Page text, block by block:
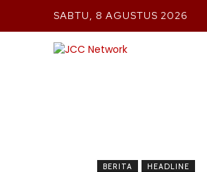
SABTU, 8 AGUSTUS 2026
BERITA HEADLINE